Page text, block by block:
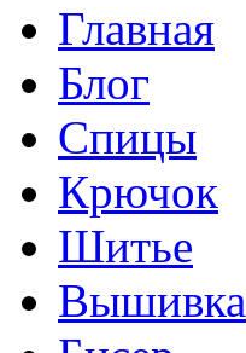
Главная
Блог
Спицы
Крючок
Шитье
Вышивка